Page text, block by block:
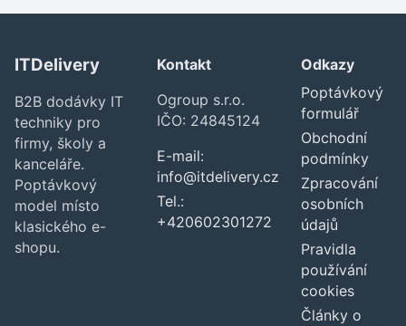
ITDelivery
B2B dodávky IT
techniky pro
firmy, školy a
kanceláře.
Poptávkový
model místo
klasického e-
shopu.
Kontakt
Ogroup s.r.o.
IČO: 24845124
E-mail:
info@itdelivery.cz
Tel.:
+420602301272
Odkazy
Poptávkový
formulář
Obchodní
podmínky
Zpracování
osobních
údajů
Pravidla
používání
cookies
Články o